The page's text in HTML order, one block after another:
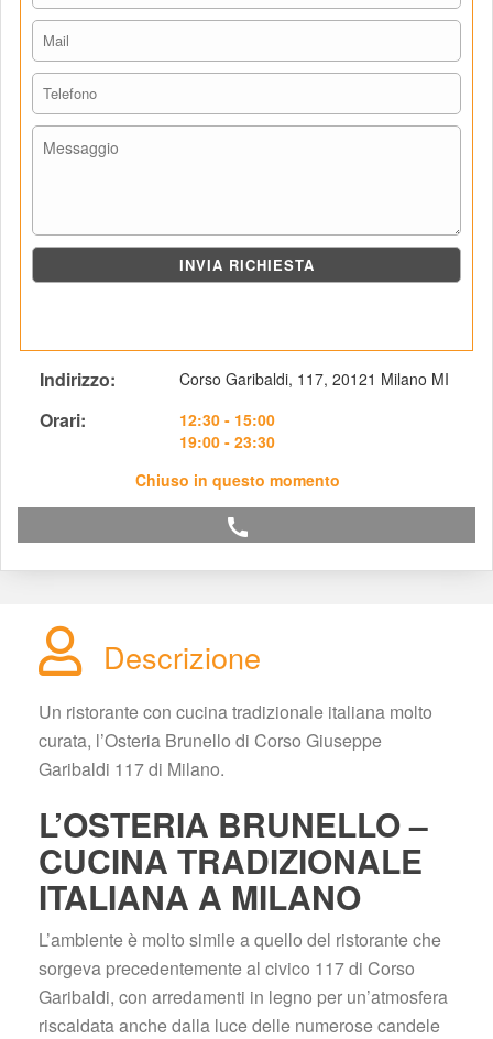
Indirizzo: Corso Garibaldi, 117, 20121 Milano MI
Orari:
12:30 - 15:00
19:00 - 23:30
Chiuso in questo momento
call
Descrizione
Un ristorante con cucina tradizionale italiana molto
curata, l’Osteria Brunello di Corso Giuseppe
Garibaldi 117 di Milano.
L’OSTERIA BRUNELLO –
CUCINA TRADIZIONALE
ITALIANA A MILANO
L’ambiente è molto simile a quello del ristorante che
orgeva precedentemente al civico 117 di Corso
Garibaldi, con arredamenti in legno per un’atmosfera
riscaldata anche dalla luce delle numerose candele